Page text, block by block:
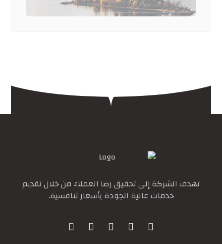
تهدف الشركة إلى تحقيق رضا العملاء من خلال تقديم
خدمات عالية الجودة بأسعار تنافسية.